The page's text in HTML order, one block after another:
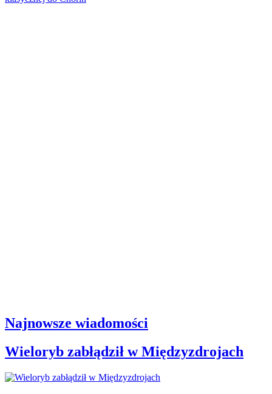
Najnowsze wiadomości
Wieloryb zabłądził w Międzyzdrojach